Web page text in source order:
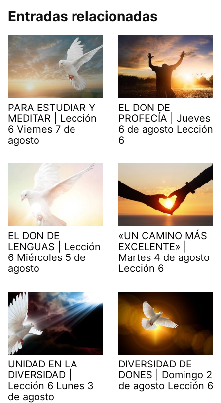
Entradas relacionadas
PARA ESTUDIAR Y
MEDITAR | Lección
6 Viernes 7 de
agosto
EL DON DE
PROFECÍA | Jueves
6 de agosto Lección
6
EL DON DE
LENGUAS | Lección
6 Miércoles 5 de
agosto
«UN CAMINO MÁS
EXCELENTE» |
Martes 4 de agosto
Lección 6
UNIDAD EN LA
DIVERSIDAD |
Lección 6 Lunes 3
de agosto
DIVERSIDAD DE
DONES | Domingo 2
de agosto Lección 6